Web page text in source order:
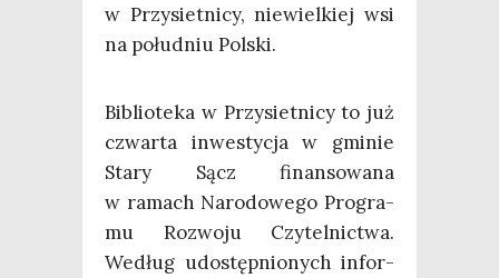
w Przy­siet­ni­cy, nie­wiel­kiej wsi
na połu­dniu Polski.
Biblio­te­ka w Przy­siet­ni­cy to już
czwar­ta inwe­sty­cja w gmi­nie
Sta­ry Sącz finan­so­wa­na
w ramach Naro­do­we­go Pro­gra­
mu Roz­wo­ju Czy­tel­nic­twa.
Według udo­stęp­nio­nych infor­